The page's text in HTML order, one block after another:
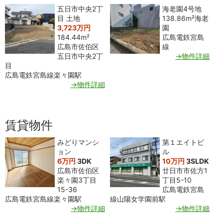
五日市中央2丁
目 土地
3,723万円
184.44m²
広島市佐伯区
五日市中央2丁
目
広島電鉄宮島線楽々園駅
→物件詳細
海老園4号地
138.86m²海老
園
広島電鉄宮島
線
→物件詳細
賃貸物件
みどりマンシ
ョン
6万円 3DK
広島市佐伯区
楽々園3丁目
15-36
広島電鉄宮島線楽々園駅
→物件詳細
第１エイトビ
ル
10万円 3SLDK
廿日市市佐方1
丁目5-10
広島電鉄宮島
線山陽女学園前駅
→物件詳細